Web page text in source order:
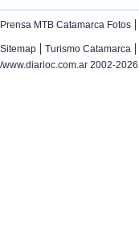
Prensa MTB Catamarca Fotos |
Sitemap | Turismo Catamarca |
/www.diarioc.com.ar 2002-2026